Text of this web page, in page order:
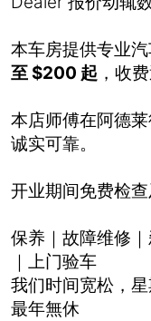
本车房提供专业
至 $200 起 ，收
本店师傅在阿德
诚实可靠。
开业期间免费检
保养｜故障维修
｜上门验车
我们时间宽松，
最年無休